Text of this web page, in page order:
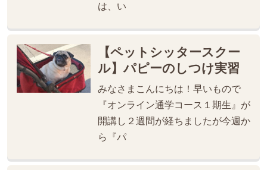
は、い
【ペットシッタースクー
ル】パピーのしつけ実習
みなさまこんにちは！早いもので
『オンライン通学コース１期生』が
開講し２週間が経ちましたが今週か
ら『パ